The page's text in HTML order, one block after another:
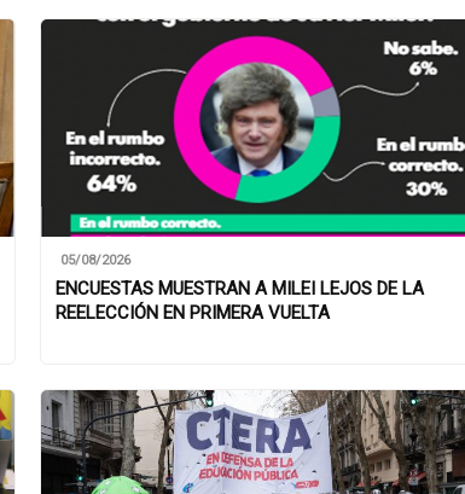
05/08/2026
ENCUESTAS MUESTRAN A MILEI LEJOS DE LA
REELECCIÓN EN PRIMERA VUELTA